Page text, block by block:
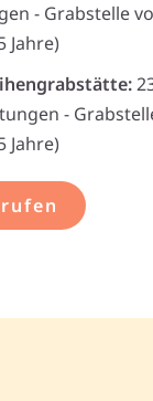
- Grabstelle
Jahre)
-
Jahre)